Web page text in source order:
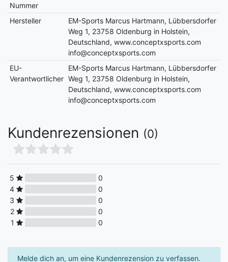
Nummer
Hersteller
EM-Sports Marcus Hartmann, Lübbersdorfer
Weg 1, 23758 Oldenburg in Holstein,
Deutschland, www.conceptxsports.com
info@conceptxsports.com
EU-
Verantwortlicher
EM-Sports Marcus Hartmann, Lübbersdorfer
Weg 1, 23758 Oldenburg in Holstein,
Deutschland, www.conceptxsports.com
info@conceptxsports.com
Kundenrezensionen (0)
5
0
4
0
3
0
2
0
1
0
Melde dich an, um eine Kundenrezension zu verfassen.